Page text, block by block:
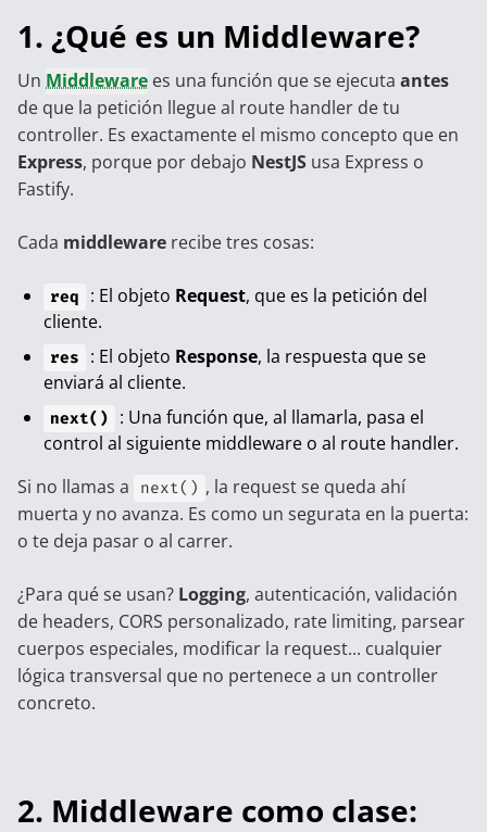
1. ¿Qué es un Middleware?
Un Middleware es una función que se ejecuta antes
de que la petición llegue al route handler de tu
controller. Es exactamente el mismo concepto que en
Express, porque por debajo NestJS usa Express o
Fastify.
Cada middleware recibe tres cosas:
req : El objeto Request, que es la petición del
cliente.
res : El objeto Response, la respuesta que se
enviará al cliente.
next()
: Una función que, al llamarla, pasa el
control al siguiente middleware o al route handler.
Si no llamas a
next() , la request se queda ahí
muerta y no avanza. Es como un segurata en la puerta:
o te deja pasar o al carrer.
¿Para qué se usan? Logging, autenticación, validación
de headers, CORS personalizado, rate limiting, parsear
cuerpos especiales, modificar la request... cualquier
lógica transversal que no pertenece a un controller
concreto.
2. Middleware como clase: